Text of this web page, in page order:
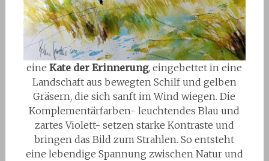
eineKate der Erinnerung, eingebettet in eine
Landschaft aus bewegten Schilf und gelben
Gräsern, die sich sanft im Wind wiegen. Die
Komplementärfarben- leuchtendes Blau und
zartes Violett- setzen starke Kontraste und
bringen das Bild zum Strahlen. So entsteht
eine lebendige Spannung zwischen Natur und